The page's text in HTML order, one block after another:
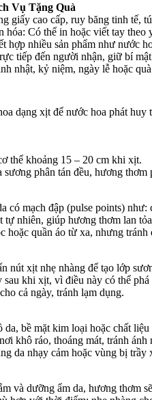
Vụ Tặng Quà
giấy cao cấp, ruy băng tinh tế,
hóa: Có thể in hoặc viết tay theo
hợp nhiều sản phẩm như nước
tiếp đến người nhận, giữ bí
nhật, kỷ niệm, ngày lễ hoặc
dạng xịt để nước hoa phát
thể khoảng 15 – 20 cm khi xịt.
phân tán đều, hương
có mạch đập (pulse points)
nhiên, giúp hương thơm lan
hoặc quần áo từ xa, nhưng tránh
nút xịt nhẹ nhàng để tạo lớp
sau khi xịt, vì điều này có thể
cả ngày, tránh lạm dụng.
bề mặt kim loại hoặc chất
khô ráo, thoáng mát, tránh ánh
da nhạy cảm hoặc vùng bị trầy
và dưỡng ẩm da, hương thơm